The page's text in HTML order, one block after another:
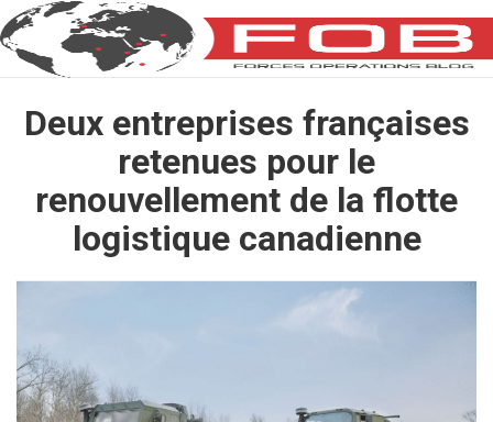
Deux entreprises françaises
retenues pour le
renouvellement de la flotte
logistique canadienne